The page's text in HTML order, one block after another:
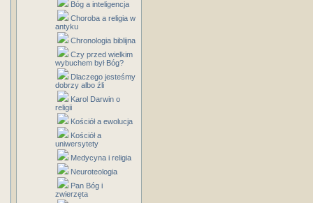
Bóg a inteligencja
Choroba a religia w
antyku
Chronologia biblijna
Czy przed wielkim
wybuchem był Bóg?
Dlaczego jesteśmy
dobrzy albo źli
Karol Darwin o
religii
Kościół a ewolucja
Kościół a
uniwersytety
Medycyna i religia
Neuroteologia
Pan Bóg i
zwierzęta